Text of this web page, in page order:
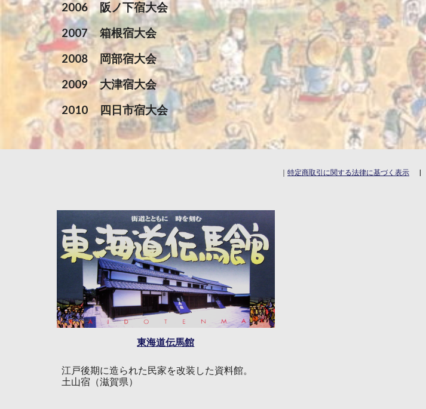
2006
阪ノ下宿大会
2007
箱根宿大会
2008
岡部宿大会
2009
大津宿大会
2010
四日市宿大会
｜ 特定商取引に関する法律に基づく表示 |
東海道伝馬館
江戸後期に造られた民家を改装した資料館。
土山宿（滋賀県）